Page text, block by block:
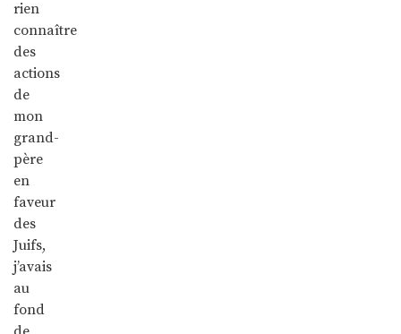
rien
connaître
des
actions
de
mon
grand-
père
en
faveur
des
Juifs,
j’avais
au
fond